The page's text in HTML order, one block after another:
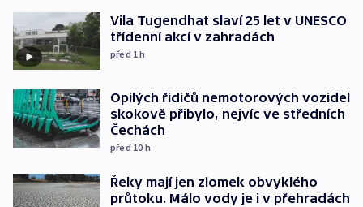
Vila Tugendhat slaví 25 let v UNESCO
třídenní akcí v zahradách
před 1h
Opilých řidičů nemotorových vozidel
skokově přibylo, nejvíc ve středních
Čechách
před 10 h
Řeky mají jen zlomek obvyklého
průtoku. Málo vody je i v přehradách